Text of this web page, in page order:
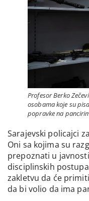
Profesor Berko
osobama koje su
popravke na
Sarajevski policajci
Oni sa kojima su
prepoznati u
disciplinskih
zakletvu da će
da bi volio da ima